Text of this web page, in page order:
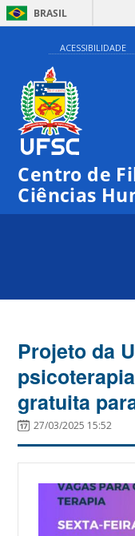
BRASIL
ACESSIBILIDADE
Centro de
Ciências
Projeto da
gratuita
27/03/2025 15:52